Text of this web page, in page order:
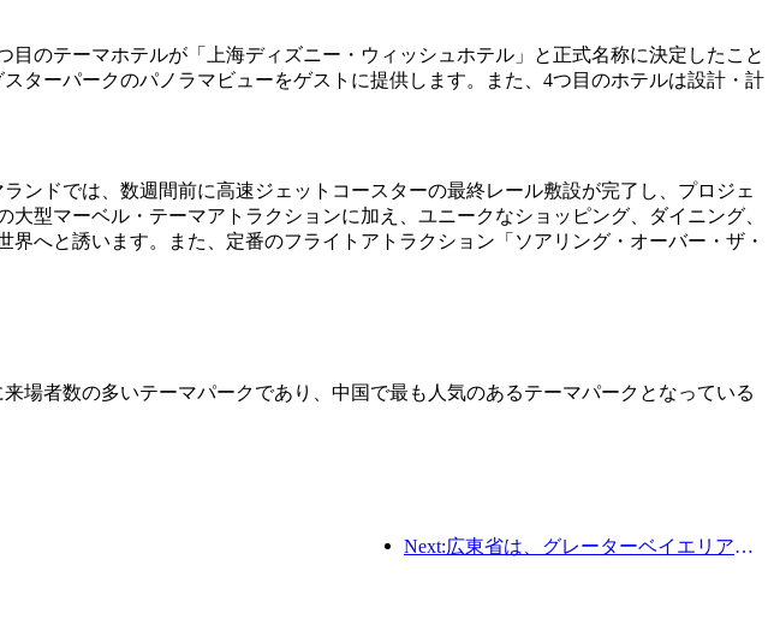
のテーマホテルが「上海ディズニー・ウィッシュホテル」と正式名称に決定したこと
ターパークのパノラマビューをゲストに提供します。また、4つ目のホテルは設計・計
ンドでは、数週間前に高速ジェットコースターの最終レール敷設が完了し、プロジェ
型マーベル・テーマアトラクションに加え、ユニークなショッピング、ダイニング、
へと誘います。また、定番のフライトアトラクション「ソアリング・オーバー・ザ・
場者数の多いテーマパークであり、中国で最も人気のあるテーマパークとなっている
Next:広東省は、グレーターベイエリアを世界クラスの観光地にするためのサービス産業能力拡大計画を発表した。